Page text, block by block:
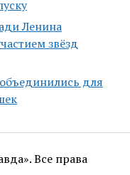
Ленина
звёзд
для
Все права